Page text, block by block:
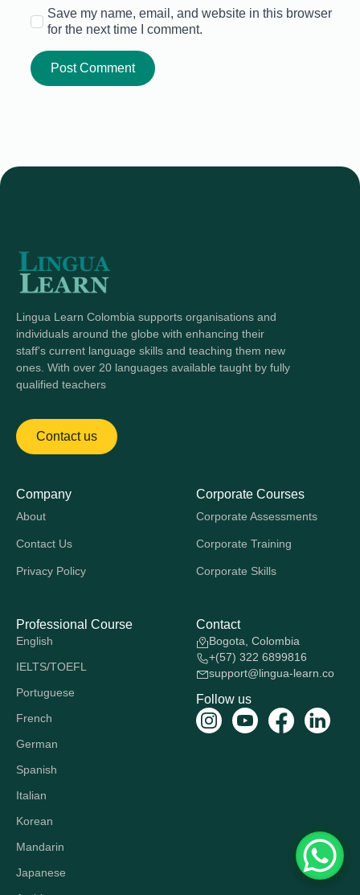
Save my name, email, and website in this browser
for the next time I comment.
Lingua Learn Colombia supports organisations and
individuals around the globe with enhancing their
staff's current language skills and teaching them new
ones. With over 20 languages available taught by fully
qualified teachers
Contact us
Company
About
Contact Us
Privacy Policy
Corporate Courses
Corporate Assessments
Corporate Training
Corporate Skills
Professional Course
English
IELTS/TOEFL
Portuguese
French
German
Spanish
Italian
Korean
Mandarin
Japanese
Contact
Bogota, Colombia
+(57) 322 6899816
support@lingua-learn.co
Follow us